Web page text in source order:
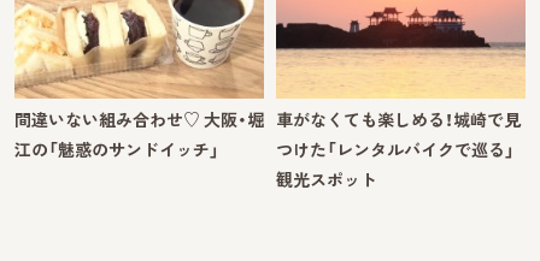
間違いない組み合わせ♡ 大阪・堀
江の「魅惑のサンドイッチ」
車がなくても楽しめる！城崎で見
つけた「レンタルバイクで巡る」
観光スポット